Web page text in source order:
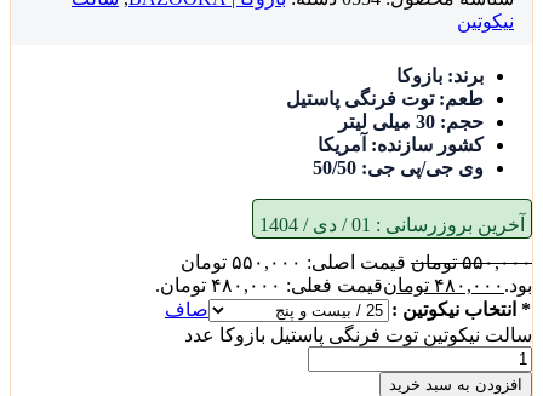
نیکوتین
برند: بازوکا
طعم: توت فرنگی پاستیل
حجم: 30 میلی لیتر
کشور سازنده: آمریکا
وی جی/پی جی: 50/50
آخرین بروزرسانی : 01 / دی / 1404
۵۵۰,۰۰۰ تومان
قیمت اصلی: ۵۵۰,۰۰۰ تومان
بود. ۴۸۰,۰۰۰ تومانقیمت فعلی: ۴۸۰,۰۰۰ تومان.
* انتخاب نیکوتین :
صاف
سالت نیکوتین توت فرنگی پاستیل بازوکا عدد
افزودن به سبد خرید